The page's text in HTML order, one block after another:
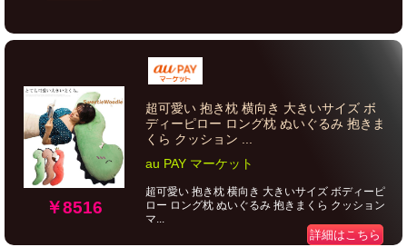
￥8516
超可愛い 抱き枕 横向き 大きいサイズ ボ
ディーピロー ロング枕 ぬいぐるみ 抱きま
くら クッション ...
au PAY マーケット
超可愛い 抱き枕 横向き 大きいサイズ ボディーピ
ロー ロング枕 ぬいぐるみ 抱きまくら クッション
マ...
詳細はこちら